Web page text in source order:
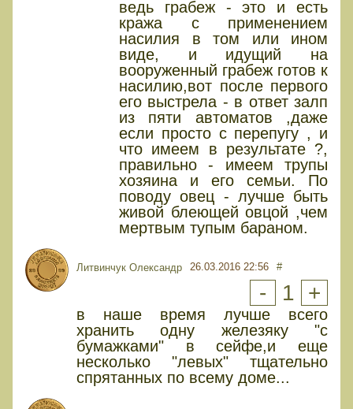
ведь грабеж - это и есть
кража с применением
насилия в том или ином
виде, и идущий на
вооруженный грабеж готов к
насилию,вот после первого
его выстрела - в ответ залп
из пяти автоматов ,даже
если просто с перепугу , и
что имеем в результате ?,
правильно - имеем трупы
хозяина и его семьи. По
поводу овец - лучше быть
живой блеющей овцой ,чем
мертвым тупым бараном.
Литвинчук Олександр 26.03.2016 22:56 #
- 1 +
в наше время лучше всего
хранить одну железяку "с
бумажками" в сейфе,и еще
несколько "левых" тщательно
спрятанных по всему доме...